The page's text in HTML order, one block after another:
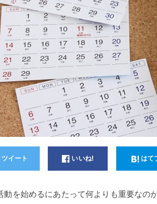
ツイート いいね! はて
動を始めるにあたって何よりも重要なの